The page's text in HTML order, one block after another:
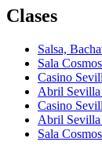
Clases
Salsa,
Sala
Casino
Abril Sevilla
Casino
Abril Sevilla
Sala